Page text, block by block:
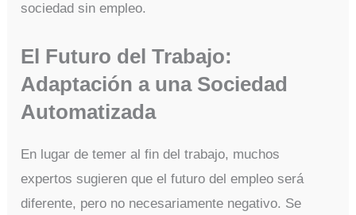
sociedad sin empleo.
El Futuro del Trabajo:
Adaptación a una Sociedad
Automatizada
En lugar de temer al fin del trabajo, muchos
expertos sugieren que el futuro del empleo será
diferente, pero no necesariamente negativo. Se